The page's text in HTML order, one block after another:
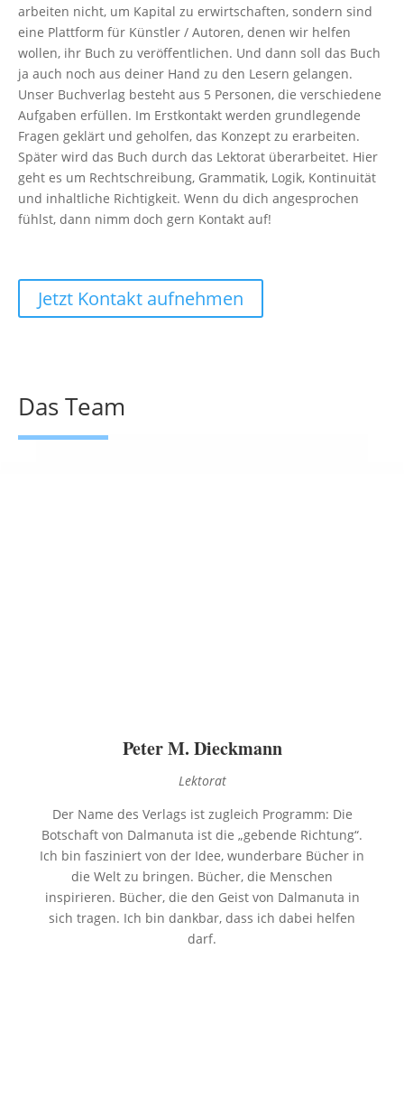
arbeiten nicht, um Kapital zu erwirtschaften, sondern sind
eine Plattform für Künstler / Autoren, denen wir helfen
wollen, ihr Buch zu veröffentlichen. Und dann soll das Buch
ja auch noch aus deiner Hand zu den Lesern gelangen.
Unser Buchverlag besteht aus 5 Personen, die verschiedene
Aufgaben erfüllen. Im Erstkontakt werden grundlegende
Fragen geklärt und geholfen, das Konzept zu erarbeiten.
Später wird das Buch durch das Lektorat überarbeitet. Hier
geht es um Rechtschreibung, Grammatik, Logik, Kontinuität
und inhaltliche Richtigkeit. Wenn du dich angesprochen
fühlst, dann nimm doch gern Kontakt auf!
Jetzt Kontakt aufnehmen
Das Team
Peter M. Dieckmann
Lektorat
Der Name des Verlags ist zugleich Programm: Die
Botschaft von Dalmanuta ist die „gebende Richtung“.
Ich bin fasziniert von der Idee, wunderbare Bücher in
die Welt zu bringen. Bücher, die Menschen
inspirieren. Bücher, die den Geist von Dalmanuta in
sich tragen. Ich bin dankbar, dass ich dabei helfen
darf.